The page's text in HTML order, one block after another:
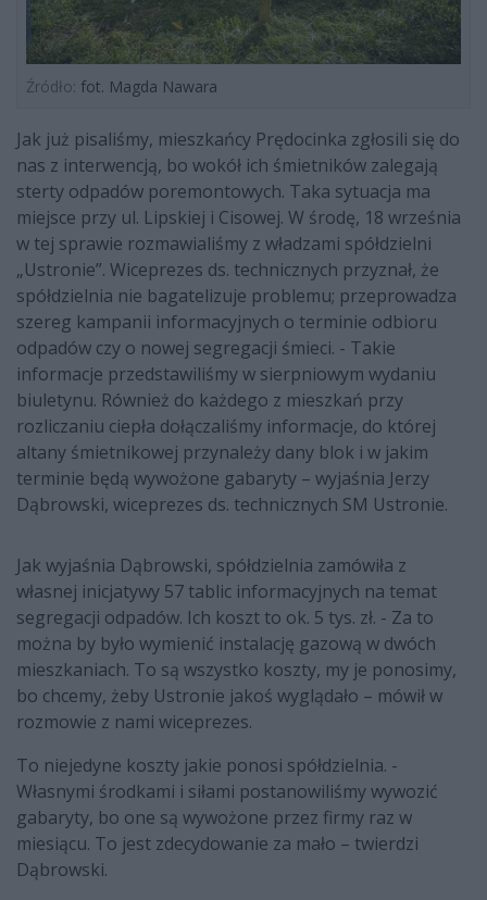
Źródło: fot. Magda Nawara
Jak już pisaliśmy, mieszkańcy Prędocinka zgłosili się do
nas z interwencją, bo wokół ich śmietników zalegają
sterty odpadów poremontowych. Taka sytuacja ma
miejsce przy ul. Lipskiej i Cisowej. W środę, 18 września
w tej sprawie rozmawialiśmy z władzami spółdzielni
„Ustronie”. Wiceprezes ds. technicznych przyznał, że
spółdzielnia nie bagatelizuje problemu; przeprowadza
szereg kampanii informacyjnych o terminie odbioru
odpadów czy o nowej segregacji śmieci. - Takie
informacje przedstawiliśmy w sierpniowym wydaniu
biuletynu. Również do każdego z mieszkań przy
rozliczaniu ciepła dołączaliśmy informacje, do której
altany śmietnikowej przynależy dany blok i w jakim
terminie będą wywożone gabaryty – wyjaśnia Jerzy
Dąbrowski, wiceprezes ds. technicznych SM Ustronie.
Jak wyjaśnia Dąbrowski, spółdzielnia zamówiła z
własnej inicjatywy 57 tablic informacyjnych na temat
segregacji odpadów. Ich koszt to ok. 5 tys. zł. - Za to
można by było wymienić instalację gazową w dwóch
mieszkaniach. To są wszystko koszty, my je ponosimy,
bo chcemy, żeby Ustronie jakoś wyglądało – mówił w
rozmowie z nami wiceprezes.
To niejedyne koszty jakie ponosi spółdzielnia. -
Własnymi środkami i siłami postanowiliśmy wywozić
gabaryty, bo one są wywożone przez firmy raz w
miesiącu. To jest zdecydowanie za mało – twierdzi
Dąbrowski.